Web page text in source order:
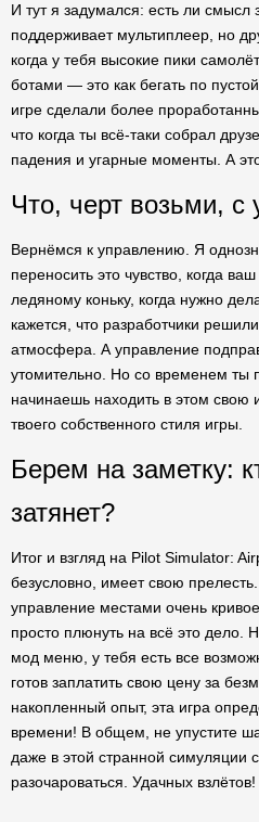
И тут я задумался: есть ли смысл
поддерживает мультиплеер, но
когда у тебя высокие пики
ботами — это как бегать по
игре сделали более
что когда ты всё-таки собрал
падения и угарные моменты. А
Что, черт возьми, с
Вернёмся к управлению. Я
переносить это чувство, когда
ледяному коньку, когда нужно
кажется, что разработчики
атмосфера. А управление
утомительно. Но со временем ты
начинаешь находить в этом свою
твоего собственного стиля игры.
Берем на заметку:
затянет?
Итог и взгляд на Pilot Simulator:
безусловно, имеет свою
управление местами очень
просто плюнуть на всё это дело.
мод меню, у тебя есть все
готов заплатить свою цену за
накопленный опыт, эта игра
времени! В общем, не упустите
даже в этой странной симуляции
разочароваться. Удачных взлётов!